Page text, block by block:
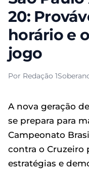
20:
horário e
jogo
Por Redação
A nova geração
se prepara para
Campeonato
contra o Cruzeiro
estratégias e